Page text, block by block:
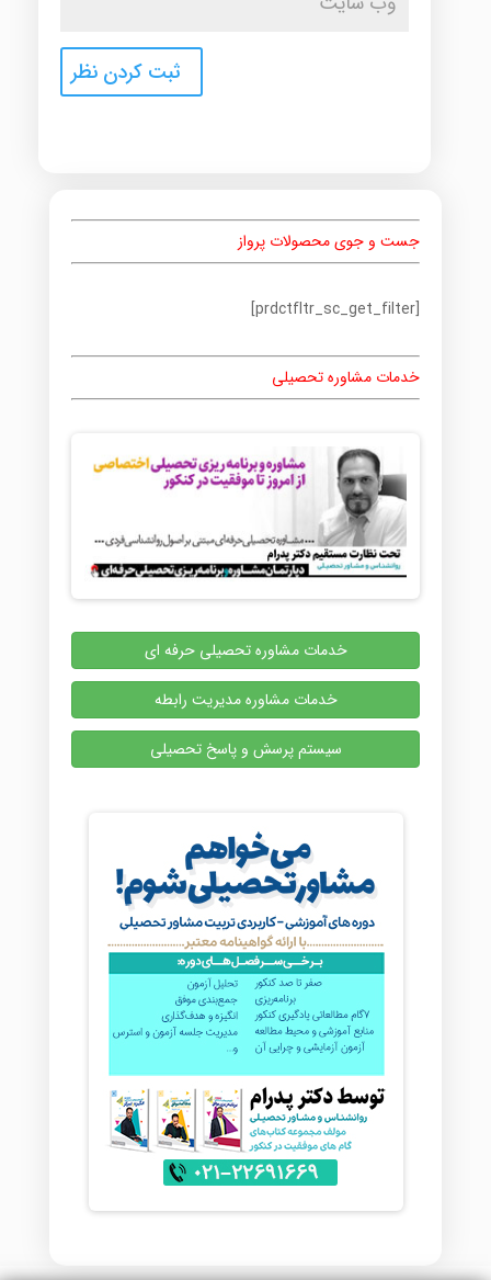
جست و جوی محصولات پرواز
[prdctfltr_sc_get_filter]
خدمات مشاوره تحصیلی
خدمات مشاوره تحصیلی حرفه ای
خدمات مشاوره مدیریت رابطه
سیستم پرسش و پاسخ تحصیلی